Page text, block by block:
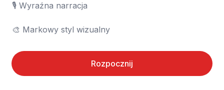
🎙️ Wyraźna narracja
🎨 Markowy styl wizualny
Rozpocznij